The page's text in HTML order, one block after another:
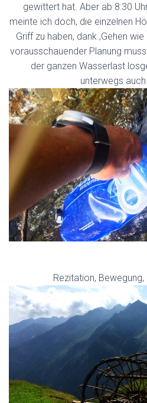
gewittert hat. Aber ab 8:30
meinte ich doch, die einzelnen
Griff zu haben, dank ‚Gehen
vorausschauender Planung
der ganzen Wasserlast
unterwegs
Rezitation,